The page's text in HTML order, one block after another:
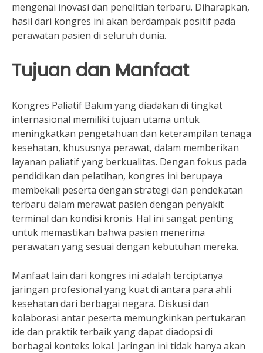
mengenai inovasi dan penelitian terbaru. Diharapkan,
hasil dari kongres ini akan berdampak positif pada
perawatan pasien di seluruh dunia.
Tujuan dan Manfaat
Kongres Paliatif Bakım yang diadakan di tingkat
internasional memiliki tujuan utama untuk
meningkatkan pengetahuan dan keterampilan tenaga
kesehatan, khususnya perawat, dalam memberikan
layanan paliatif yang berkualitas. Dengan fokus pada
pendidikan dan pelatihan, kongres ini berupaya
membekali peserta dengan strategi dan pendekatan
terbaru dalam merawat pasien dengan penyakit
terminal dan kondisi kronis. Hal ini sangat penting
untuk memastikan bahwa pasien menerima
perawatan yang sesuai dengan kebutuhan mereka.
Manfaat lain dari kongres ini adalah terciptanya
jaringan profesional yang kuat di antara para ahli
kesehatan dari berbagai negara. Diskusi dan
kolaborasi antar peserta memungkinkan pertukaran
ide dan praktik terbaik yang dapat diadopsi di
berbagai konteks lokal. Jaringan ini tidak hanya akan